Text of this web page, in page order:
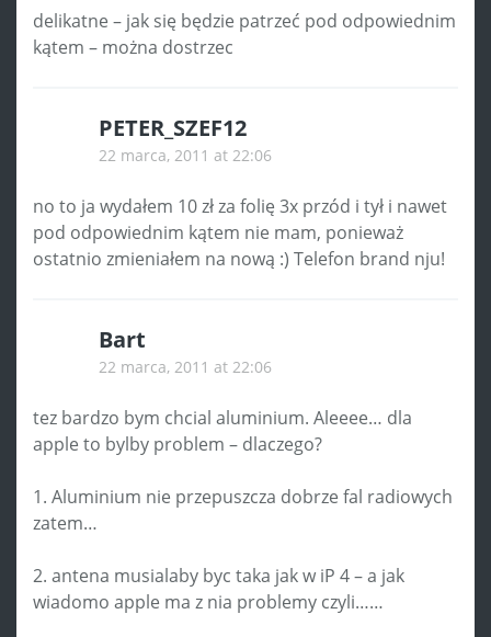
delikatne – jak się będzie patrzeć pod odpowiednim
kątem – można dostrzec
PETER_SZEF12
22 marca, 2011 at 22:06
no to ja wydałem 10 zł za folię 3x przód i tył i nawet
pod odpowiednim kątem nie mam, ponieważ
ostatnio zmieniałem na nową :) Telefon brand nju!
Bart
22 marca, 2011 at 22:06
tez bardzo bym chcial aluminium. Aleeee… dla
apple to bylby problem – dlaczego?
1. Aluminium nie przepuszcza dobrze fal radiowych
zatem…
2. antena musialaby byc taka jak w iP 4 – a jak
wiadomo apple ma z nia problemy czyli……